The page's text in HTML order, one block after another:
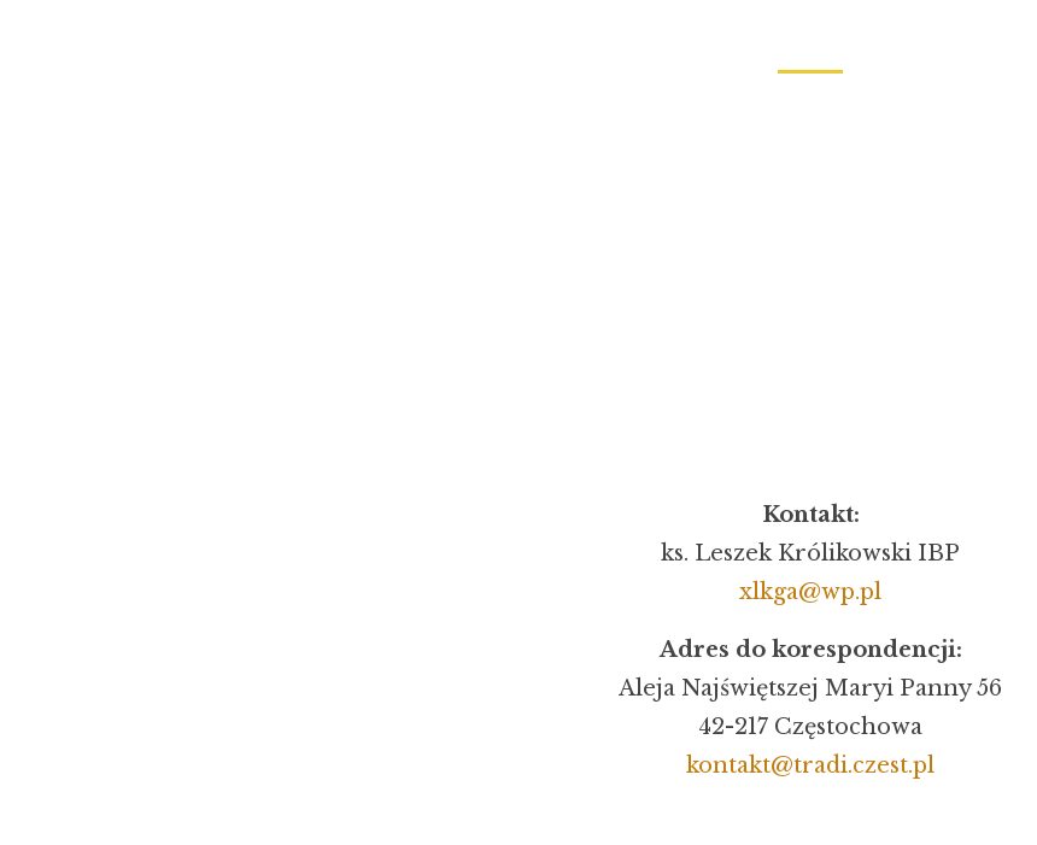
Kontakt:
ks. Leszek Królikowski IBP
xlkga@wp.pl
Adres do korespondencji:
Aleja Najświętszej Maryi Panny 56
42-217 Częstochowa
kontakt@tradi.czest.pl